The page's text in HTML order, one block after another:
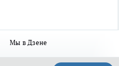
Мы в Дзене